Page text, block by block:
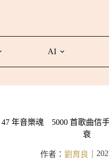
AI
47 年音樂魂 5000 首歌曲
衰
作者： 劉育良